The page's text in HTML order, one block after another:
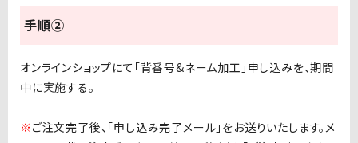
手順②
オンラインショップにて「背番号&ネーム加工」申し込みを、期間
中に実施する。
※ ご注文完了後、「申し込み完了メール」をお送りいたします。メ